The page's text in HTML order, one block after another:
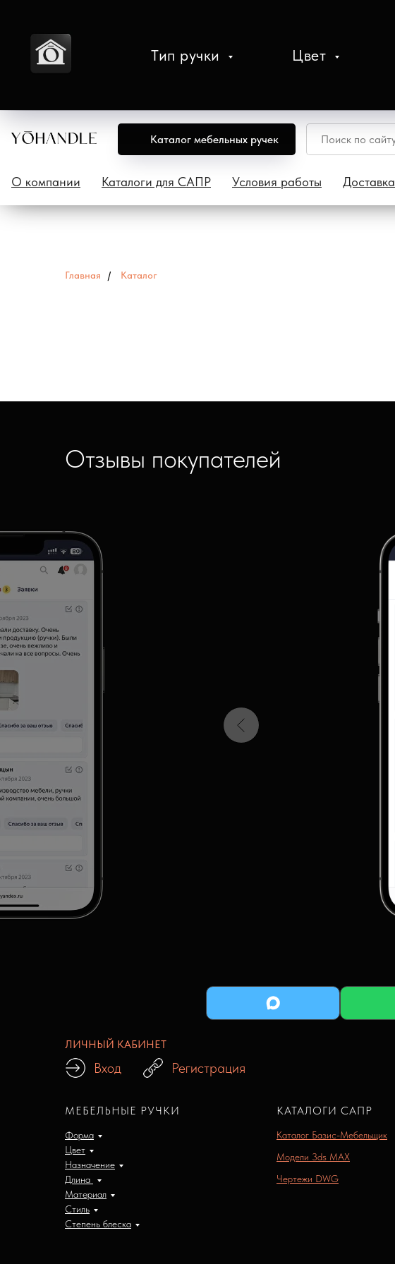
Тип ручки Цвет
Каталог мебельных ручек
О компании Каталоги для САПР Условия работы Доставка
Главная / Каталог
Отзывы покупателей
ЛИЧНЫЙ КАБИНЕТ
Вход Регистрация
МЕБЕЛЬНЫЕ РУЧКИ
Форма
Цвет
Назначение
Длина
Материал
Стиль
Степень блеска
КАТАЛОГИ САПР
Каталог Базис-Мебельщик
Модели 3ds MAX
Чертежи DWG